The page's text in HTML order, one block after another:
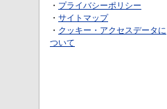
・ プライバシーポリシー
・ サイトマップ
・ クッキー・アクセスデータに
ついて